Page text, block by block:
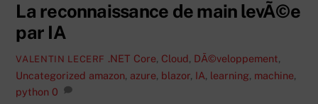
La reconnaissance de main levÃ©e
par IA
VALENTIN LECERF .NET Core, Cloud, DÃ©veloppement,
Uncategorized amazon, azure, blazor, IA, learning, machine,
python 0